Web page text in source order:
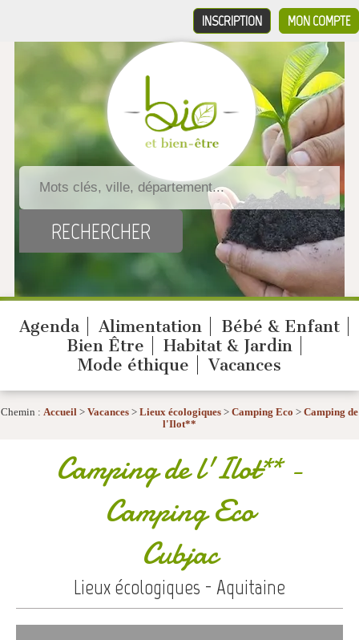
MON COMPTE
INSCRIPTION
Agenda Alimentation
Bébé & Enfant
Bien Être
Habitat & Jardin
Mode éthique
Vacances
Chemin : Accueil > Vacances > Lieux écologiques > Camping Eco > Camping de
l'Ilot**
Camping de l'Ilot**-
Camping Eco
Cubjac
Lieux écologiques - Aquitaine